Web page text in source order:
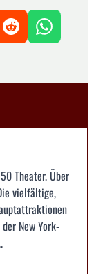
Theater. Über
vielfältige,
New York-